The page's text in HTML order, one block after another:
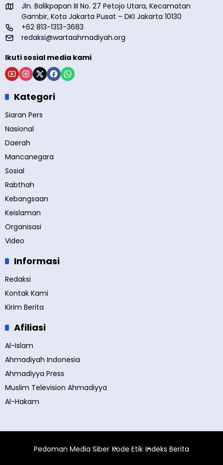
Jln. Balikpapan III No. 27 Petojo Utara, Kecamatan
Gambir, Kota Jakarta Pusat – DKI Jakarta 10130
+62 813-1313-3683
redaksi@wartaahmadiyah.org
Ikuti sosial media kami
Kategori
Siaran Pers
Nasional
Daerah
Mancanegara
Sosial
Rabthah
Kebangsaan
Keislaman
Organisasi
Video
Informasi
Redaksi
Kontak Kami
Kirim Berita
Afiliasi
Al-Islam
Ahmadiyah Indonesia
Ahmadiyya Press
Muslim Television Ahmadiyya
Al-Hakam
Pedoman Media Siber Kode Etik Indeks Berita